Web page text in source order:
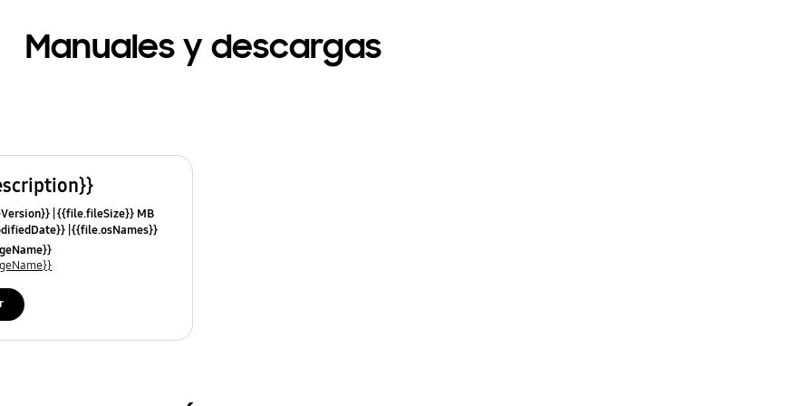
Manuales y descargas
{{file.fileSize}} MB
{{file.osNames}}